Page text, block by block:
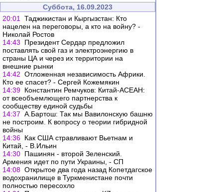
Суббота, 16.09.2023
20:01
Таджикистан и Кыргызстан: Кто
нацелен на переговоры, а кто на войну? -
Николай Ростов
14:43
Президент Сердар предложил
поставлять свой газ и электроэнергию в
страны ЦА и через их территории на
внешние рынки
14:42 Отложенная независимость Африки.
Кто ее спасет? - Сергей Кожемякин
14:39 Константин Ремчуков: Китай-АСЕАН:
от всеобъемлющего партнерства к
сообществу единой судьбы
14:37 А.Бартош: Так мы Вавилонскую башню
не построим. К вопросу о теории гибридной
войны
14:36 Как США стравливают Вьетнам и
Китай, - В.Ильин
14:30 Пашинян - второй Зеленский.
Армения идет по пути Украины, - СП
14:08 Открытое два года назад Копетдагское
водохранилище в Туркменистане почти
полностью пересохло